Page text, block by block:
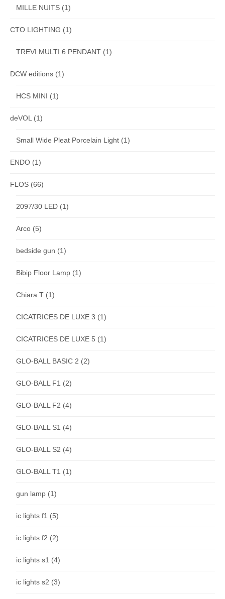
MILLE NUITS (1)
CTO LIGHTING (1)
TREVI MULTI 6 PENDANT (1)
DCW editions (1)
HCS MINI (1)
deVOL (1)
Small Wide Pleat Porcelain Light (1)
ENDO (1)
FLOS (66)
2097/30 LED (1)
Arco (5)
bedside gun (1)
Bibip Floor Lamp (1)
Chiara T (1)
CICATRICES DE LUXE 3 (1)
CICATRICES DE LUXE 5 (1)
GLO-BALL BASIC 2 (2)
GLO-BALL F1 (2)
GLO-BALL F2 (4)
GLO-BALL S1 (4)
GLO-BALL S2 (4)
GLO-BALL T1 (1)
gun lamp (1)
ic lights f1 (5)
ic lights f2 (2)
ic lights s1 (4)
ic lights s2 (3)